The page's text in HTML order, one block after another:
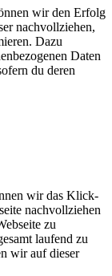
wir den Erfolg
nachvollziehen,
Dazu
Daten
du deren
wir das Klick-
nachvollziehen
zu
laufend zu
wir auf dieser